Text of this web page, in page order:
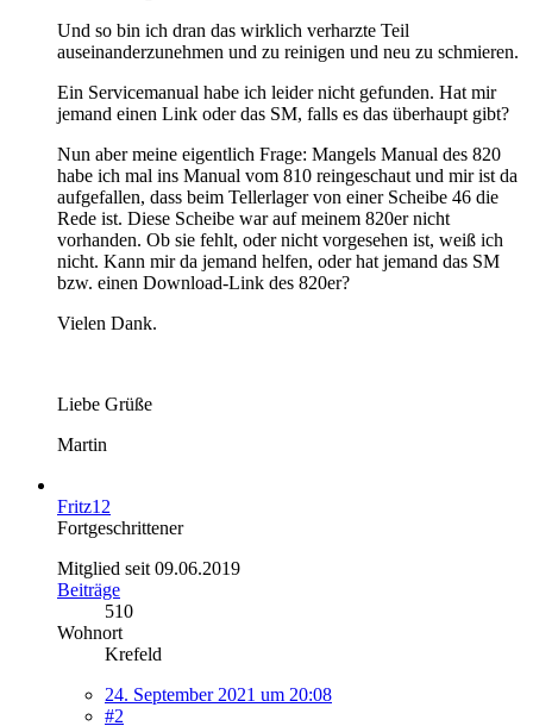
Und so bin ich dran das wirklich verharzte Teil
auseinanderzunehmen und zu reinigen und neu zu schmieren.
Ein Servicemanual habe ich leider nicht gefunden. Hat mir
jemand einen Link oder das SM, falls es das überhaupt gibt?
Nun aber meine eigentlich Frage: Mangels Manual des 820
habe ich mal ins Manual vom 810 reingeschaut und mir ist da
aufgefallen, dass beim Tellerlager von einer Scheibe 46 die
Rede ist. Diese Scheibe war auf meinem 820er nicht
vorhanden. Ob sie fehlt, oder nicht vorgesehen ist, weiß ich
nicht. Kann mir da jemand helfen, oder hat jemand das SM
bzw. einen Download-Link des 820er?
Vielen Dank.
Liebe Grüße
Martin
Fritz12
Fortgeschrittener
Mitglied seit 09.06.2019
Beiträge
510
Wohnort
Krefeld
24. September 2021 um 20:08
#2